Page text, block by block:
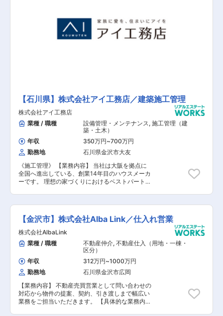
ほとんど。お客様のご要望に応える企画・プラン
ニングに集中できる環境です。 ※住宅展示場での
勤務ではありません。 ▼お客様からの問い合わせ
ご案内。そこにお客様のご要望を追加していきま
す。「収納スペースを増やしたい」「2階に洗面
台がほしい」「ロフト付きの部屋が良い」といっ
た様々なご要望を、設計担当と協力しながら形に
していきます。 ▼着工～引渡し 着工から90～
100日程度で住宅の引渡しとなります。 社内の施
工管理担当と協力し、家づくりが始まります。※
変更の範囲：当社業務全般
【石川県】株式会社アイ工務店／建築施工管理
株式会社アイ工務店
業種 / 職種
設備管理・メンテナンス, 施工管理（建
築・土木）
年収
350万円~700万円
勤務地
石川県金沢市大友
《施工管理》 【業務内容】 当社は大阪を拠点に
全国へ進出している、創業14年目のハウスメーカ
ーです。 理想の家づくりにおけるベストパートナ
長性を推移する同社。社員数は1,500名、売り上
げは1,000億円目前。同社と共に成長頂ける人財
を募集いたします。 【具体的には】 契約内容や
設計図面を確認しながら、着工からお引き渡しま
での施工管理全般を担当します。建築現場では、
職方や関連メーカーと連携しお客様の想いがつま
ったマイホームを施工していきます。 「お客様に
よろこばれる家づくり」のため、お客様に応じた
空間提案が強みの同社の住宅はお客様に応じ
様々。しっかりと経験を積んでいただける環境で
す。 現状工期は4ヶ月前後、年間約25～30棟の
工事をお任せ致します。 未経験の方・経験が浅い
方は、まずは先輩社員との同行からスタートいた
【金沢市】株式会社Alba Link／仕入れ営業
株式会社AlbaLink
業種 / 職種
不動産仲介, 不動産仕入（用地・一棟・
区分）
年収
312万円~1000万円
勤務地
石川県金沢市広岡
【業務内容】 不動産売買営業として問い合わせの
対応から物件の提案、契約、引き渡しまで幅広い
業務をご担当いただきます。 【具体的な業務内